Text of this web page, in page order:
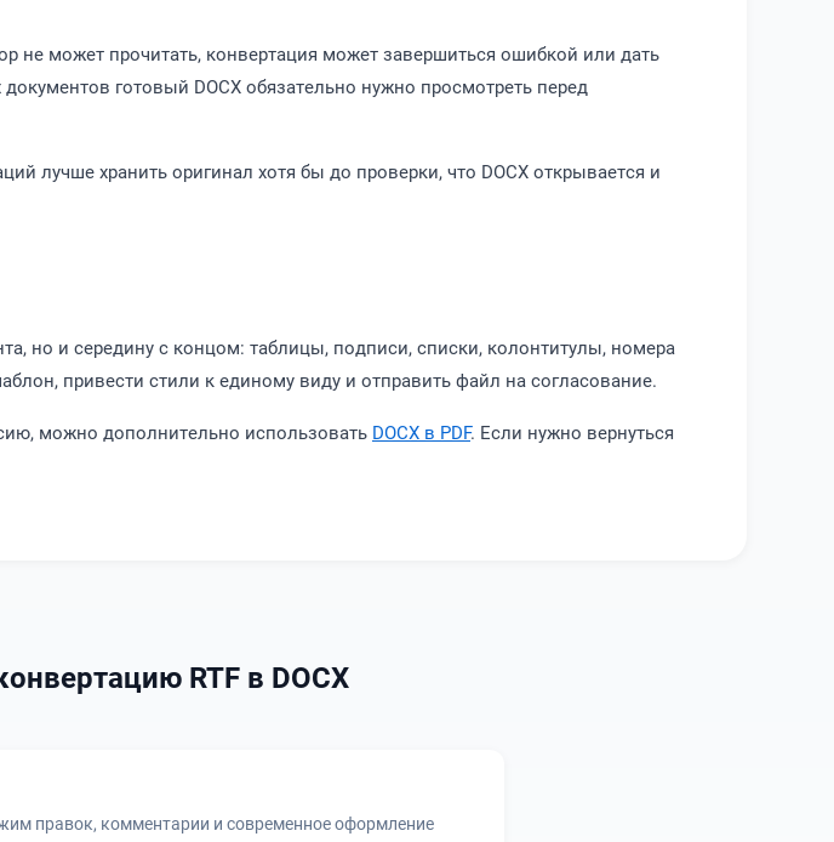
может прочитать, конвертация может завершиться ошибкой или дать
готовый DOCX обязательно нужно просмотреть перед
лучше хранить оригинал хотя бы до проверки, что DOCX открывается и
но и середину с концом: таблицы, подписи, списки, колонтитулы, номера
привести стили к единому виду и отправить файл на согласование.
можно дополнительно использовать DOCX в PDF. Если нужно вернуться
RTF в DOCX
правок, комментарии и современное оформление